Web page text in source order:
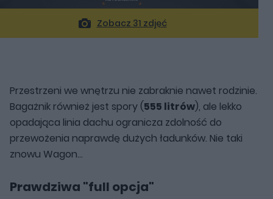
Zobacz 31 zdjęć
Przestrzeni we wnętrzu nie zabraknie nawet rodzinie.
Bagażnik również jest spory (555 litrów), ale lekko
opadająca linia dachu ogranicza zdolność do
przewożenia naprawdę dużych ładunków. Nie taki
znowu Wagon...
Prawdziwa "full opcja"